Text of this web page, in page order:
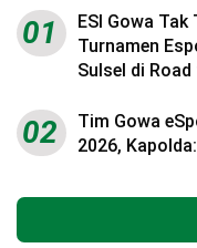
01
ESI Gowa
Turnamen
Sulsel di
02
Tim Gowa
2026,